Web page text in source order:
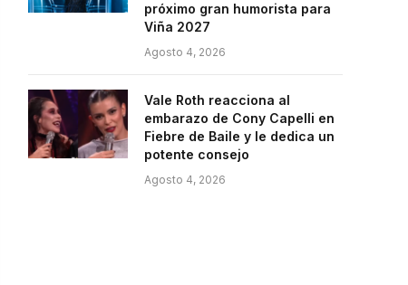
próximo gran humorista para
Viña 2027
Agosto 4, 2026
Vale Roth reacciona al
embarazo de Cony Capelli en
Fiebre de Baile y le dedica un
potente consejo
Agosto 4, 2026